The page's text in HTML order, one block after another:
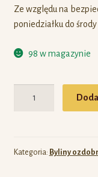
Ze względu na
poniedziałku do środy
98 w magazynie
Kategoria: Byliny